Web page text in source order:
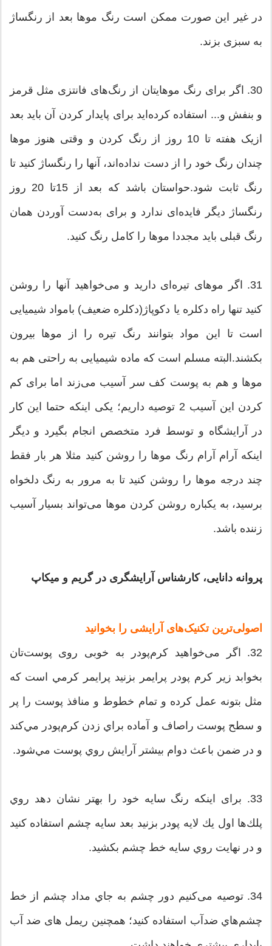
در غیر این صورت ممکن است رنگ‌ موها بعد از رنگساژ
به سبزی بزند.
30. اگر برای رنگ موهایتان از رنگ‌های فانتزی مثل قرمز
و بنفش و... استفاده کرده‌اید برای پایدار کردن آن باید بعد
ازیک هفته تا 10 روز از رنگ کردن و وقتی هنوز موها
چندان رنگ خود را از دست نداده‌اند، آنها را رنگساژ کنید تا
رنگ ثابت شود.حواستان باشد که بعد از 15تا 20 روز
رنگساژ دیگر فایده‌ای ندارد و برای به‌دست آوردن همان
رنگ قبلی باید مجددا موها را کامل رنگ کنید.
31. اگر موهای تیره‌ای دارید و می‌خواهید آنها را روشن
کنید تنها راه دکلره یا دکوپاژ(دکلره ضعیف) بامواد شیمیایی
است تا این مواد بتوانند رنگ تیره را از موها بیرون
بکشند.البته مسلم است که ماده شیمیایی به راحتی هم به
موها و هم به پوست کف سر آسیب می‌زند اما برای کم
کردن این آسیب 2 توصیه داریم؛ یکی اینکه حتما این کار
در آرایشگاه و توسط فرد متخصص انجام بگیرد و دیگر
اینکه آرام آرام رنگ موها را روشن کنید مثلا هر بار فقط
چند درجه موها را روشن کنید تا به مرور به رنگ دلخواه
برسید، به یکباره روشن کردن موها می‌تواند بسیار آسیب
زننده باشد.
پروانه دانایی، کارشناس آرایشگری در گریم و میکاپ
اصولی‌ترین تکنیک‌های آرایشی را بخوانید
32. اگر می‌خواهید کرم‌پودر به خوبی روی پوست‌تان
بخوابد زير كرم پودر پرايمر بزنيد پرایمر كرمي است كه
مثل بتونه عمل كرده و تمام خطوط و منافذ پوست را پر
و سطح پوست راصاف و آماده براي زدن كرم‌پودر مي‌كند
و در ضمن باعث دوام بيشتر آرایش روي پوست مي‌شود.
33. برای اینکه رنگ سایه خود را بهتر نشان دهد روي
پلك‌ها اول يك لايه پودر بزنيد بعد سايه چشم استفاده کنید
و در نهایت روي سايه خط چشم بكشيد.
34. توصیه می‌کنیم دور چشم به جاي مداد چشم از خط
چشم‌هاي ضدآب استفاده كنيد؛ همچنین ریمل‌‌ های ضد آب